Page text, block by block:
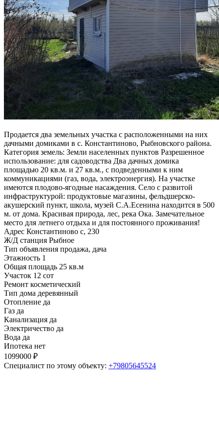
Продается два земельных участка с расположенными на них
дачными домиками в с. Константиново, Рыбновского района.
Категория земель: Земли населенных пунктов Разрешенное
использование: для садоводства Два дачных домика
площадью 20 кв.м. и 27 кв.м., с подведенными к ним
коммуникациями (газ, вода, электроэнергия). На участке
имеются плодово-ягодные насаждения. Село с развитой
инфраструктурой: продуктовые магазины, фельдшерско-
акушерский пункт, школа, музей С.А.Есенина находится в 500
м. от дома. Красивая природа, лес, река Ока. Замечательное
место для летнего отдыха и для постоянного проживания!
Адрес Константиново с, 230
Ж/Д станция Рыбное
Тип объявления продажа, дача
Этажность 1
Общая площадь 25 кв.м
Участок 12 сот
Ремонт косметический
Тип дома деревянный
Отопление да
Газ да
Канализация да
Электричество да
Вода да
Ипотека нет
1099000 ₽
Специалист по этому объекту: +79805645524